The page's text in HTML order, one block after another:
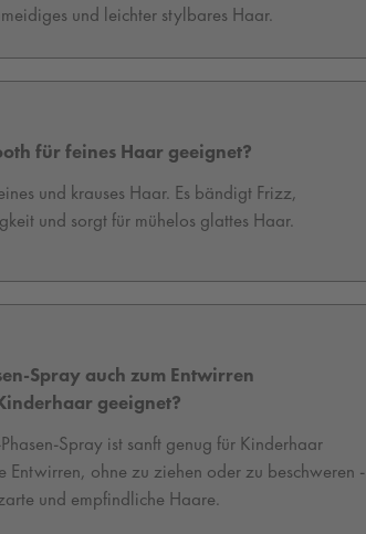
und leichter stylbares Haar.
für feines Haar geeignet?
und krauses Haar. Es bändigt Frizz,
und sorgt für mühelos glattes Haar.
Spray auch zum Entwirren
geeignet?
Spray ist sanft genug für Kinderhaar
Entwirren, ohne zu ziehen oder zu beschweren -
und empfindliche Haare.